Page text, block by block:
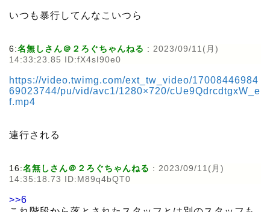
いつも暴行してんなこいつら
6:名無しさん＠２ろぐちゃんねる : 2023/09/11(月)
14:33:23.85 ID:fX4sI90e0
https://video.twimg.com/ext_tw_video/17008446984
69023744/pu/vid/avc1/1280×720/cUe9QdrcdtgxW_e
f.mp4
連行される
16:名無しさん＠２ろぐちゃんねる : 2023/09/11(月)
14:35:18.73 ID:M89q4bQT0
>>6